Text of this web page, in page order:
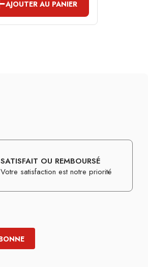
AJOUTER AU PANIER
SATISFAIT OU REMBOURSÉ
Votre satisfaction est notre priorité